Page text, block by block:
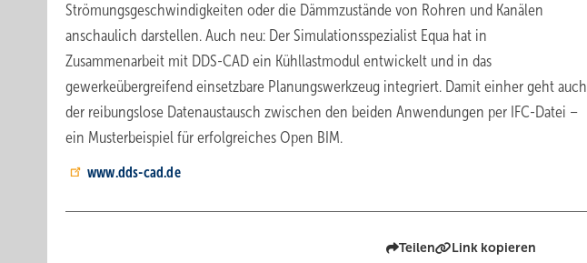
Strömungsgeschwindigkeiten oder die Dämmzustände von Rohren und Kanälen
anschaulich darstellen. Auch neu: Der Simulationsspezialist Equa hat in
Zusammenarbeit mit DDS-CAD ein Kühllastmodul entwickelt und in das
gewerkeübergreifend einsetzbare Planungswerkzeug integriert. Damit einher geht auch
der reibungslose Datenaustausch zwischen den beiden Anwendungen per IFC-Datei –
ein Musterbeispiel für erfolgreiches Open BIM.
www.dds-cad.de
Teilen Link kopieren